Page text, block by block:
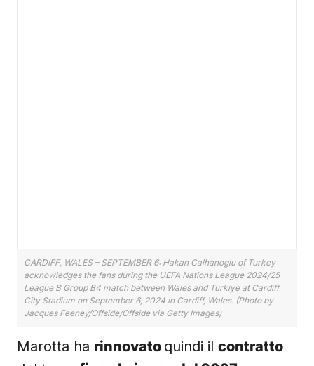
CARDIFF, WALES – SEPTEMBER 6: Hakan Calhanoglu of Turkey
acknowledges the fans during the UEFA Nations League 2024/25
League B Group B4 match between Wales and Turkiye at Cardiff
City Stadium on September 6, 2024 in Cardiff, Wales. (Photo by
Jacques Feeney/Offside/Offside via Getty Images)
Marotta ha rinnovato quindi il contratto